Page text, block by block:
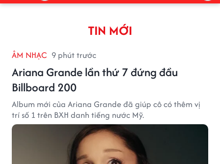
TIN MỚI
ÂM NHẠC 9 phút trước
Ariana Grande lần thứ 7 đứng đầu
Billboard 200
Album mới của Ariana Grande đã giúp cô có thêm vị
trí số 1 trên BXH danh tiếng nước Mỹ.